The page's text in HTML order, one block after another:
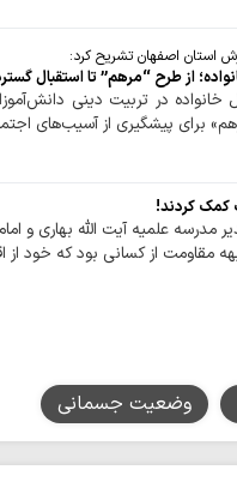
استان اصفهان تشریح کرد:
از طرح “مرهم” تا استقبال
در تربیت دینی
برای پیشگیری از آسیب‌های
کمک کردند!
مدرسه علمیه آیت الله بهاری و
مقاومت از کسانی بود که خود
وضعیت جسمانی